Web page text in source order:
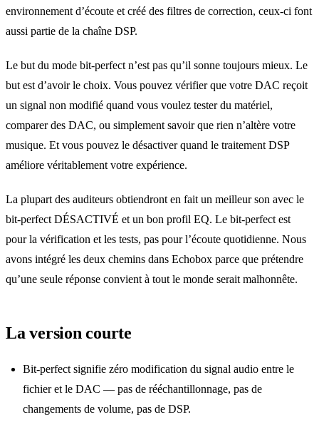
environnement d’écoute et créé des filtres de correction, ceux-ci font
aussi partie de la chaîne DSP.
Le but du mode bit-perfect n’est pas qu’il sonne toujours mieux. Le
but est d’avoir le choix. Vous pouvez vérifier que votre DAC reçoit
un signal non modifié quand vous voulez tester du matériel,
comparer des DAC, ou simplement savoir que rien n’altère votre
musique. Et vous pouvez le désactiver quand le traitement DSP
améliore véritablement votre expérience.
La plupart des auditeurs obtiendront en fait un meilleur son avec le
bit-perfect DÉSACTIVÉ et un bon profil EQ. Le bit-perfect est
pour la vérification et les tests, pas pour l’écoute quotidienne. Nous
avons intégré les deux chemins dans Echobox parce que prétendre
qu’une seule réponse convient à tout le monde serait malhonnête.
La version courte
Bit-perfect signifie zéro modification du signal audio entre le
fichier et le DAC — pas de rééchantillonnage, pas de
changements de volume, pas de DSP.